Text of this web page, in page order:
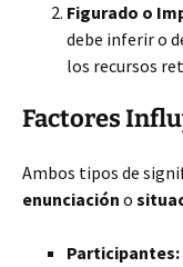
Figurado o
debe inferir o
los recursos
Factores
Ambos tipos de
enunciación o
Participantes: